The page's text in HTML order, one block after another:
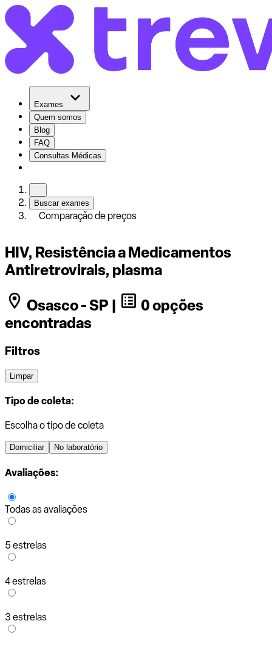
Exames
Quem somos
Blog
FAQ
Consultas Médicas
Buscar exames
Comparação de preços
HIV, Resistência a Medicamentos
Antiretrovirais, plasma
Osasco - SP |
0 opções
encontradas
Filtros
Limpar
Tipo de coleta:
Escolha o tipo de coleta
Domiciliar No laboratório
Avaliações:
Todas as avaliações
5 estrelas
4 estrelas
3 estrelas